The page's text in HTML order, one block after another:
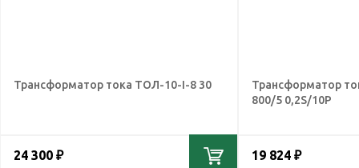
Трансформатор тока ТОЛ-10-I-8 30
24 300 ₽
Трансформатор
800/5 0,2S/10Р
19 824 ₽